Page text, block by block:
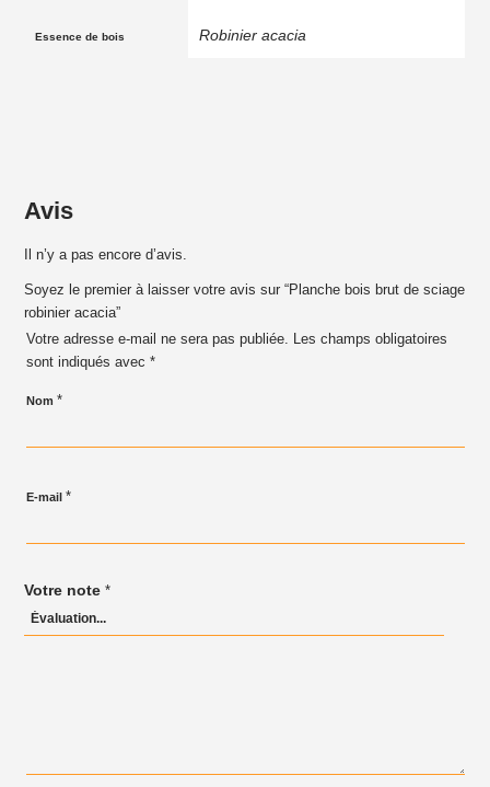
Essence de bois Robinier acacia
Avis
Il n’y a pas encore d’avis.
Soyez le premier à laisser votre avis sur “Planche bois brut de sciage
robinier acacia”
Votre adresse e-mail ne sera pas publiée.
Les champs obligatoires
sont indiqués avec*
Nom*
E-mail*
Votre note*